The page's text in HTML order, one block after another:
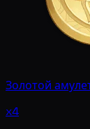
Золотой
x4